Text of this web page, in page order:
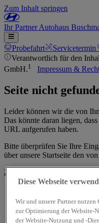
Zum Inhalt springen
IhrPartnerAutohaus
Probefahrt Servicetermin
Verantwortlich für den
GmbH.1 Impressum &
Seite nicht
Leider können wir die von
Das könnte daran liegen,
URL aufgerufen haben.
Bitte überprüfen Sie Ihre
über unsere Startseite den
Zur Startseite
Diese Webseite
Wir und unsere Partner
zur Optimierung der Website-
der Website-Nutzung und -